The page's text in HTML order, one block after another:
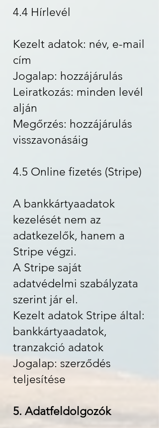
4.4 Hírlevél
Kezelt adatok: név, e-mail
cím
Jogalap: hozzájárulás
Leiratkozás: minden levél
alján
Megőrzés: hozzájárulás
visszavonásáig
4.5 Online fizetés (Stripe)
A bankkártyaadatok
kezelését nem az
adatkezelők, hanem a
Stripe végzi.
A Stripe saját
adatvédelmi szabályzata
szerint jár el.
Kezelt adatok Stripe által:
bankkártyaadatok,
tranzakció adatok
Jogalap: szerződés
teljesítése
5. Adatfeldolgozók